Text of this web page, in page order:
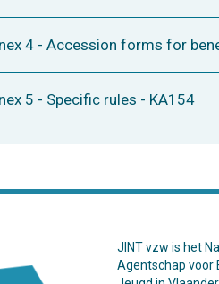
4 - Accession forms for
5 - Specific rules - KA154
JINT vzw is het
Agentschap voor